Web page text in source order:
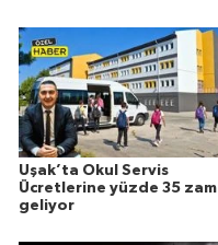
Uşak’ta Okul Servis
Ücretlerine yüzde 35 zam
geliyor